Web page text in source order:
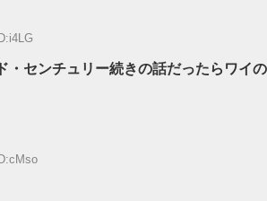
・センチュリー続きの話だったらワイの